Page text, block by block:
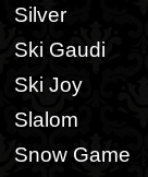
Silver
Ski Gaudi
Ski Joy
Slalom
Snow Game